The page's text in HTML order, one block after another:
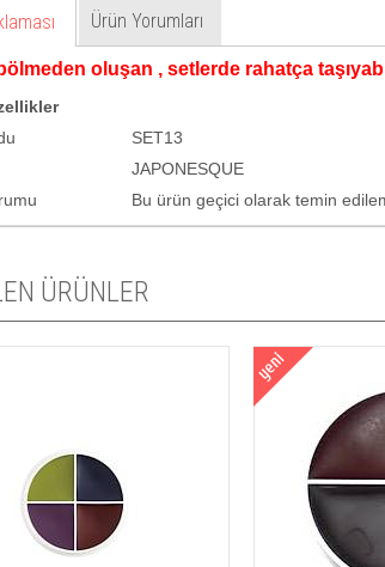
Ürün Yorumları
oluşan , setlerde rahatça
SET13
JAPONESQUE
Bu ürün geçici olarak temin
ÜRÜNLER